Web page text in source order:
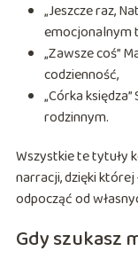
„Jeszcze raz,
emocjonalnym
„Zawsze coś”
codzienność,
„Córka
rodzinnym.
Wszystkie te tytuły
narracji, dzięki
odpocząć od
Gdy szukasz